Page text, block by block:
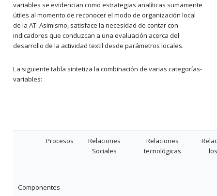
variables se evidencian como estrategias analíticas sumamente
útiles al momento de reconocer el modo de organización local
de la AT. Asimismo, satisface la necesidad de contar con
indicadores que conduzcan a una evaluación acerca del
desarrollo de la actividad textil desde parámetros locales.
La siguiente tabla sintetiza la combinación de varias categorías-
variables:
Procesos
Componentes
Relaciones
Sociales
Relaciones
tecnológicas